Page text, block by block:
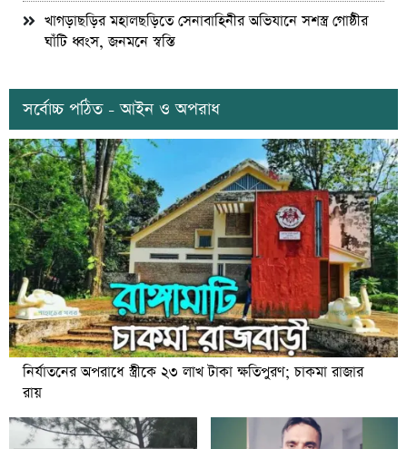
খাগড়াছড়ির মহালছড়িতে সেনাবাহিনীর অভিযানে সশস্ত্র গোষ্ঠীর
ঘাঁটি ধ্বংস, জনমনে স্বস্তি
সর্বোচ্চ পঠিত - আইন ও অপরাধ
নির্যাতনের অপরাধে স্ত্রীকে ২৩ লাখ টাকা ক্ষতিপুরণ; চাকমা রাজার
রায়